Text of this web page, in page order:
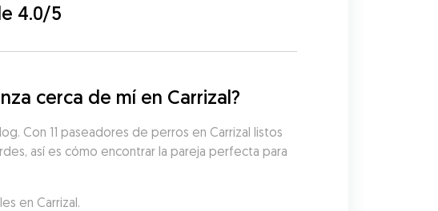
4.0/5
cerca de mí en Carrizal?
Con 11 paseadores de perros en Carrizal listos
así es cómo encontrar la pareja perfecta para
en Carrizal.